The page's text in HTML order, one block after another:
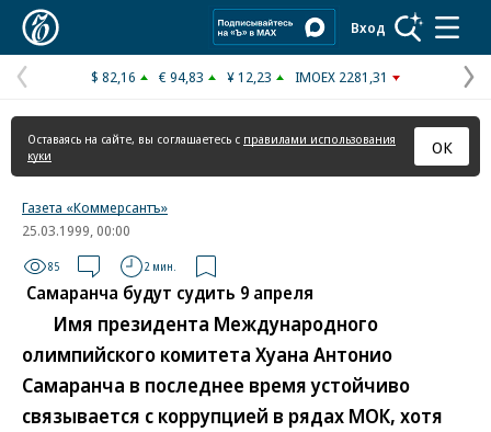
Вход
Предыдущая
страница
$ 82,16 € 94,83 ¥ 12,23 IMOEX 2281,31
Оставаясь на сайте, вы соглашаетесь с правилами использования
куки
ОК
Газета «Коммерсантъ»
25.03.1999, 00:00
85 2 мин.
Самаранча будут судить 9 апреля
Имя президента Международного
олимпийского комитета Хуана Антонио
Самаранча в последнее время устойчиво
связывается с коррупцией в рядах МОК, хотя